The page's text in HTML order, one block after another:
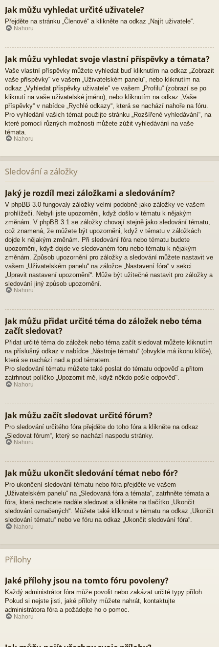
Jak můžu vyhledat určité uživatele?
Přejděte na stránku „Členové“ a klikněte na odkaz „Najít uživatele“.
Nahoru
Jak můžu vyhledat svoje vlastní příspěvky a témata?
Vaše vlastní příspěvky můžete vyhledat buď kliknutím na odkaz „Zobrazit
vaše příspěvky“ ve vašem „Uživatelském panelu“, nebo kliknutím na
odkaz „Vyhledat příspěvky uživatele“ ve vašem „Profilu“ (zobrazí se po
kliknutí na vaše uživatelské jméno), nebo kliknutím na odkaz „Vaše
příspěvky“ v nabídce „Rychlé odkazy“, která se nachází nahoře na fóru.
Pro vyhledání vašich témat použijte stránku „Rozšířené vyhledávání“, na
které pomocí různých možnosti můžete zúžit vyhledávání na vaše
témata.
Nahoru
Sledování a záložky
Jaký je rozdíl mezi záložkami a sledováním?
V phpBB 3.0 fungovaly záložky velmi podobně jako záložky ve vašem
prohlížeči. Nebyli jste upozorněni, když došlo v tématu k nějakým
změnám. V phpBB 3.1 se záložky chovají stejně jako sledování tématu,
což znamená, že můžete být upozorněni, když v tématu v záložkách
dojde k nějakým změnám. Při sledování fóra nebo tématu budete
upozorněni, když dojde ve sledovaném fóru nebo tématu k nějakým
změnám. Způsob upozornění pro záložky a sledování můžete nastavit ve
vašem „Uživatelském panelu“ na záložce „Nastavení fóra“ v sekci
„Upravit nastavení upozornění“. Může být užitečné nastavit pro záložky a
sledování jiný způsob upozornění.
Nahoru
Jak můžu přidat určité téma do záložek nebo téma
začít sledovat?
Přidat určité téma do záložek nebo téma začít sledovat můžete kliknutím
na příslušný odkaz v nabídce „Nástroje tématu“ (obvykle má ikonu klíče),
která se nachází nad a pod tématem.
Pro sledování tématu můžete také poslat do tématu odpověď a přitom
zatrhnout políčko „Upozornit mě, když někdo pošle odpověď“.
Nahoru
Jak můžu začít sledovat určité fórum?
Pro sledování určitého fóra přejděte do toho fóra a klikněte na odkaz
„Sledovat fórum“, který se nachází naspodu stránky.
Nahoru
Jak můžu ukončit sledování témat nebo fór?
Pro ukončení sledování tématu nebo fóra přejděte ve vašem
„Uživatelském panelu“ na „Sledovaná fóra a témata“, zatrhněte témata a
fóra, která nechcete nadále sledovat a klikněte na tlačítko „Ukončit
sledování označených“. Můžete také kliknout v tématu na odkaz „Ukončit
sledování tématu“ nebo ve fóru na odkaz „Ukončit sledování fóra“.
Nahoru
Přílohy
Jaké přílohy jsou na tomto fóru povoleny?
Každý administrátor fóra může povolit nebo zakázat určité typy příloh.
Pokud si nejste jisti, jaké přílohy můžete nahrát, kontaktujte
administrátora fóra a požádejte ho o pomoc.
Nahoru